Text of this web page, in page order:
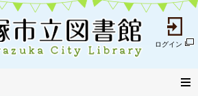
ログイン